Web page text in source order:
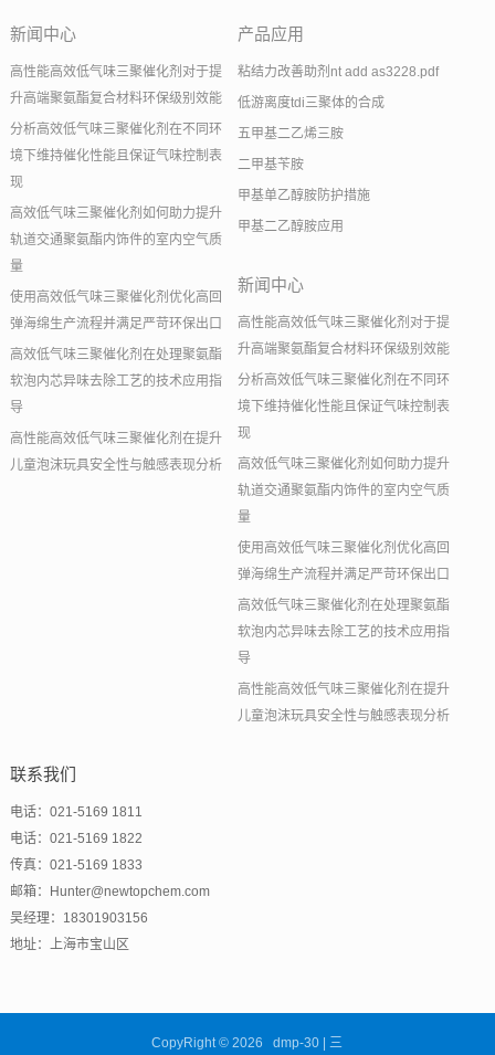
新闻中心
高性能高效低气味三聚催化剂对于提
升高端聚氨酯复合材料环保级别效能
分析高效低气味三聚催化剂在不同环
境下维持催化性能且保证气味控制表
现
高效低气味三聚催化剂如何助力提升
轨道交通聚氨酯内饰件的室内空气质
量
使用高效低气味三聚催化剂优化高回
弹海绵生产流程并满足严苛环保出口
高效低气味三聚催化剂在处理聚氨酯
软泡内芯异味去除工艺的技术应用指
导
高性能高效低气味三聚催化剂在提升
儿童泡沫玩具安全性与触感表现分析
产品应用
粘结力改善助剂nt add as3228.pdf
低游离度tdi三聚体的合成
五甲基二乙烯三胺
二甲基苄胺
甲基单乙醇胺防护措施
甲基二乙醇胺应用
新闻中心
高性能高效低气味三聚催化剂对于提
升高端聚氨酯复合材料环保级别效能
分析高效低气味三聚催化剂在不同环
境下维持催化性能且保证气味控制表
现
高效低气味三聚催化剂如何助力提升
轨道交通聚氨酯内饰件的室内空气质
量
使用高效低气味三聚催化剂优化高回
弹海绵生产流程并满足严苛环保出口
高效低气味三聚催化剂在处理聚氨酯
软泡内芯异味去除工艺的技术应用指
导
高性能高效低气味三聚催化剂在提升
儿童泡沫玩具安全性与触感表现分析
联系我们
电话：021-5169 1811
电话：021-5169 1822
传真：021-5169 1833
邮箱：Hunter@newtopchem.com
吴经理：18301903156
地址：上海市宝山区
CopyRight © 2026 dmp-30 | 三